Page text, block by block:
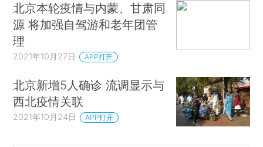
北京本轮疫情与内蒙、甘肃同
源 将加强自驾游和老年团管
理
2021年10月27日 APP打开
北京新增5人确诊 流调显示与
西北疫情关联
2021年10月24日 APP打开